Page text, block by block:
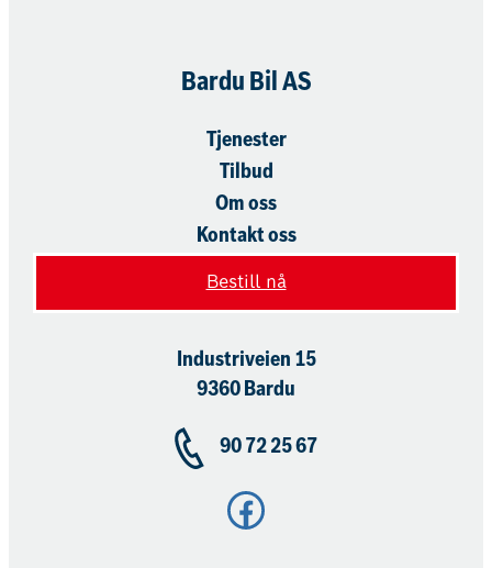
Bardu Bil AS
Tjenester
Tilbud
Om oss
Kontakt oss
Bestill nå
Industriveien 15
9360 Bardu
90 72 25 67
Facebook